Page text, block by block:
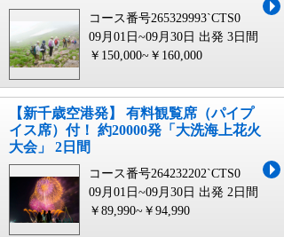
コース番号265329993`CTS0
09月01日~09月30日 出発 3日間
￥150,000~￥160,000
【新千歳空港発】 有料観覧席（パイプ
イス席）付！ 約20000発「大洗海上花火
大会」 2日間
コース番号264232202`CTS0
09月01日~09月30日 出発 2日間
￥89,990~￥94,990